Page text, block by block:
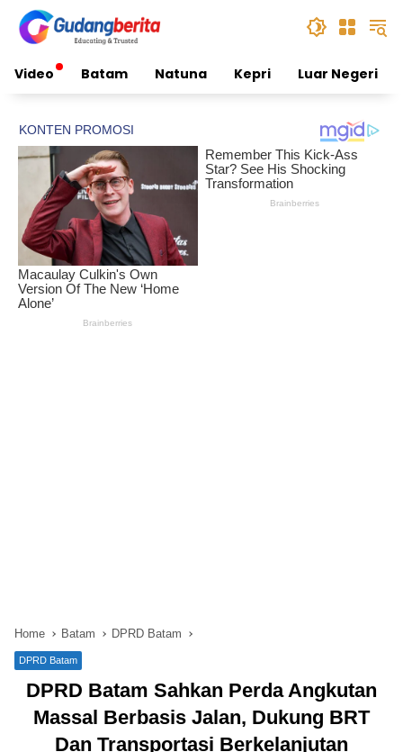
content
Video Batam Natuna Kepri Luar Negeri
Home Batam DPRD Batam
DPRD Batam
DPRD Batam Sahkan Perda Angkutan
Massal Berbasis Jalan, Dukung BRT
Dan Transportasi Berkelanjutan